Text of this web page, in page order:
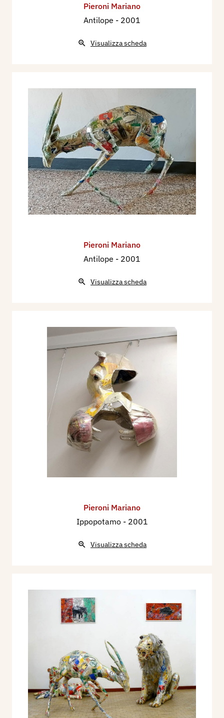
Pieroni Mariano
Antilope - 2001
Visualizza scheda
Pieroni Mariano
Antilope - 2001
Visualizza scheda
Pieroni Mariano
Ippopotamo - 2001
Visualizza scheda